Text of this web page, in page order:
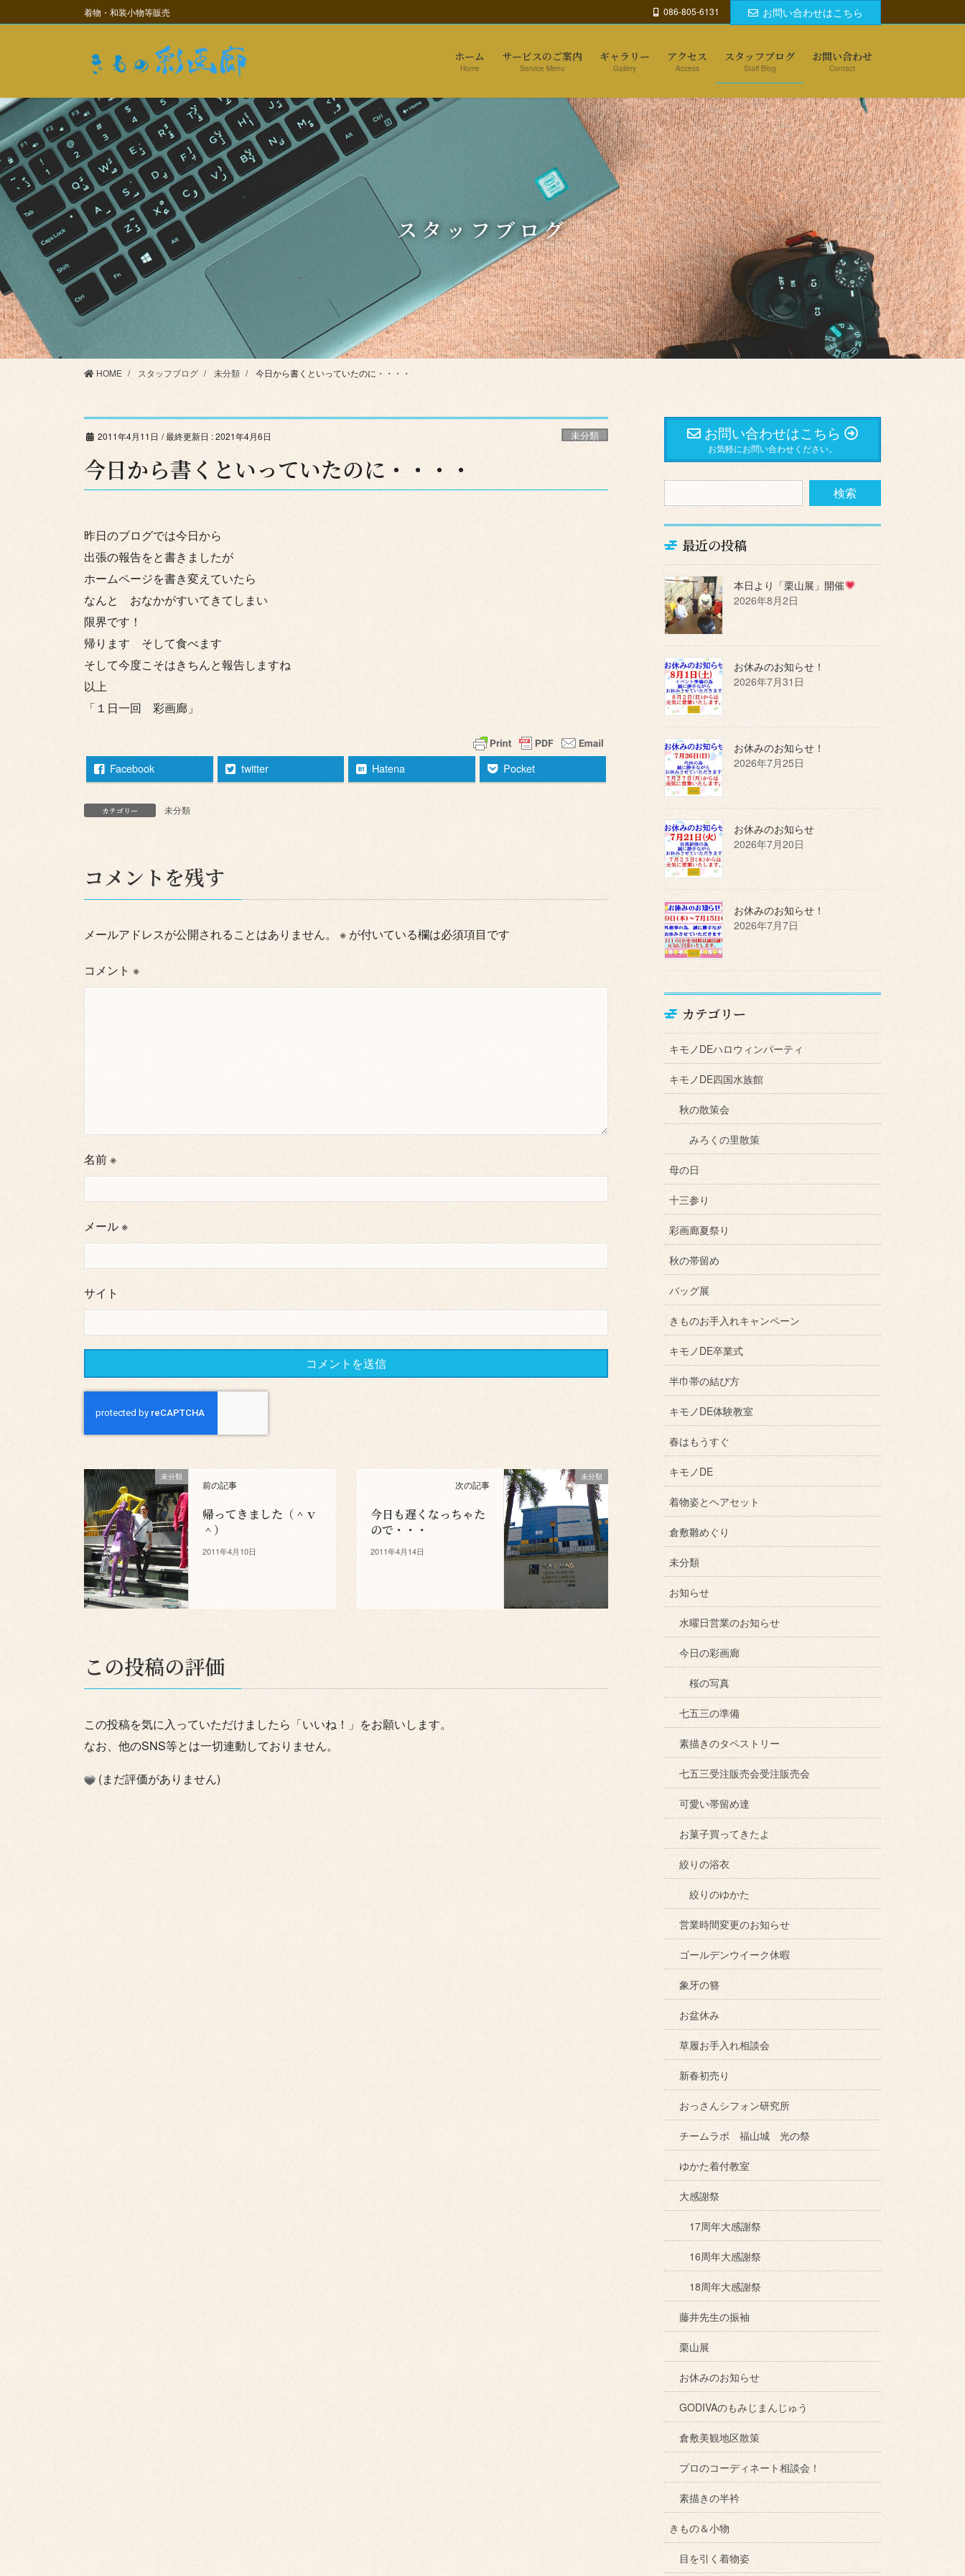
ン
に
移
ビ
ョ
ン
移
動
着物・和装小物等販売 086-805-6131 お問い合わせはこちら
ホーム
Home
サービスのご案内
Service Menu
ギャラリー
Gallery
アクセス
Access
スタッフブログ
Staff Blog
お問い合わせ
Contact
スタッフブログ
HOME スタッフブログ 未分類 今日から書くといっていたのに・・・・
2011年4月11日 / 最終更新日 :2021年4月6日 未分類
今日から書くといっていたのに・・・・
昨日のブログでは今日から
出張の報告をと書きましたが
ホームページを書き変えていたら
なんと おなかがすいてきてしまい
限界です！
帰ります そして食べます
そして今度こそはきちんと報告しますね
以上
「１日一回 彩画廊」
Facebook twitter Hatena Pocket
カテゴリー 未分類
コメントを残す
メールアドレスが公開されることはありません。 ※ が付いている欄は必須項目です
コメント ※
名前※
メール※
サイト
未分類
前の記事
帰ってきました（＾ｖ
＾）
2011年4月10日
未分類
次の記事
今日も遅くなっちゃた
ので・・・
2011年4月14日
この投稿の評価
この投稿を気に入っていただけましたら「いいね！」をお願いします。
なお、他のSNS等とは一切連動しておりません。
(まだ評価がありません)
お問い合わせはこちら
お気軽にお問い合わせください。
最近の投稿
本日より「栗山展」開催
2026年8月2日
お休みのお知らせ！
2026年7月31日
お休みのお知らせ！
2026年7月25日
お休みのお知らせ
2026年7月20日
お休みのお知らせ！
2026年7月7日
カテゴリー
キモノDEハロウィンパーティ
キモノDE四国水族館
秋の散策会
みろくの里散策
母の日
十三参り
彩画廊夏祭り
秋の帯留め
バッグ展
きものお手入れキャンペーン
キモノDE卒業式
半巾帯の結び方
キモノDE体験教室
春はもうすぐ
キモノDE
着物姿とヘアセット
倉敷雛めぐり
未分類
お知らせ
水曜日営業のお知らせ
今日の彩画廊
桜の写真
七五三の準備
素描きのタペストリー
七五三受注販売会受注販売会
可愛い帯留め達
お菓子買ってきたよ
絞りの浴衣
絞りのゆかた
営業時間変更のお知らせ
ゴールデンウイーク休暇
象牙の簪
お盆休み
草履お手入れ相談会
新春初売り
おっさんシフォン研究所
チームラボ 福山城 光の祭
ゆかた着付教室
大感謝祭
17周年大感謝祭
16周年大感謝祭
18周年大感謝祭
藤井先生の振袖
栗山展
お休みのお知らせ
GODIVAのもみじまんじゅう
倉敷美観地区散策
プロのコーディネート相談会！
素描きの半衿
きもの＆小物
目を引く着物姿